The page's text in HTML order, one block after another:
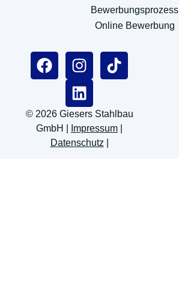
Bewerbungsprozess
Online Bewerbung
© 2026 Giesers Stahlbau
GmbH |
Impressum
Datenschutz